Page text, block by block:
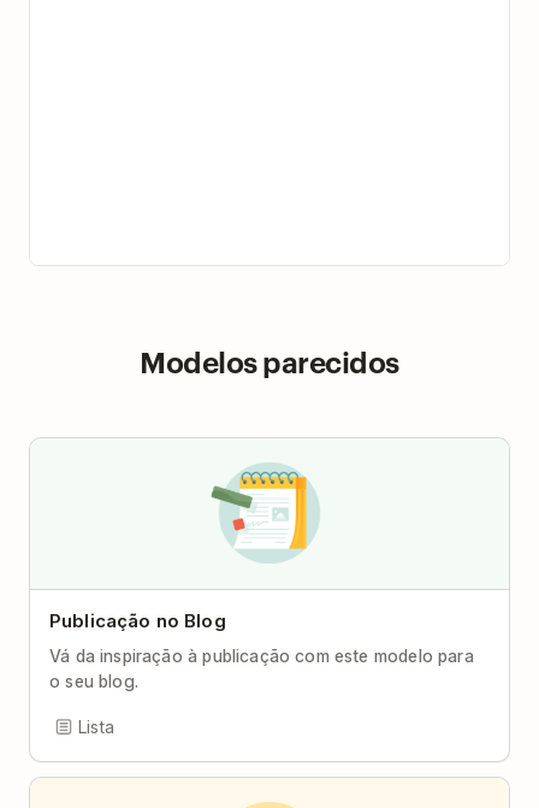
Modelos parecidos
Publicação no Blog
Vá da inspiração à publicação com este modelo para
o seu blog.
Lista